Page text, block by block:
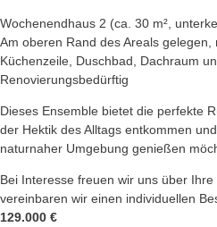
Wochenendhaus 2 (ca. 30 m²,
Am oberen Rand des Areals gelegen,
Küchenzeile, Duschbad, Dachraum
Renovierungsbedürftig
Dieses Ensemble bietet die perfekte
der Hektik des Alltags entkommen
naturnaher Umgebung genießen
Bei Interesse freuen wir uns über
vereinbaren wir einen individuellen
129.000 €